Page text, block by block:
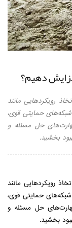
دهیم؟
رویکردهایی مانند
شبکه‌های حمایتی قوی،
حل مسئله و
بخشید.
رویکردهایی مانند
شبکه‌های حمایتی قوی،
حل مسئله و
بخشید.